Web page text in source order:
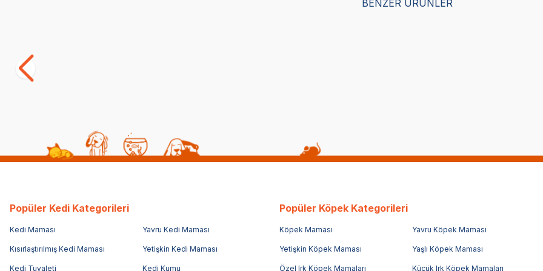
BENZER ÜRÜNLER
322,08
Popüler Kedi Kategorileri
Kedi Maması Yavru Kedi Maması
Kısırlaştırılmış Kedi Maması Yetişkin Kedi Maması
Kedi Tuvaleti Kedi Kumu
Popüler Köpek Kategorileri
Köpek Maması Yavru Köpek Maması
Yetişkin Köpek Maması Yaşlı Köpek Maması
Özel Irk Köpek Mamaları Küçük Irk Köpek Mamaları